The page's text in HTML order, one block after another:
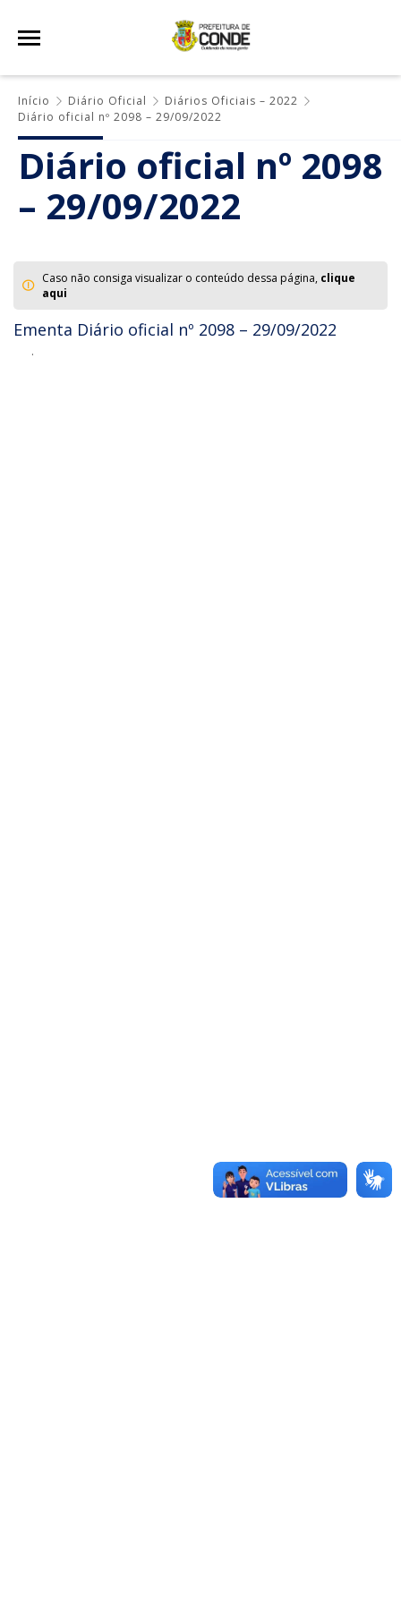
Início Diário Oficial
Diários Oficiais – 2022
Diário oficial nº 2098 – 29/09/2022
Diário oficial nº 2098
– 29/09/2022
Caso não consiga visualizar o conteúdo dessa página, clique
aqui
Ementa Diário oficial nº 2098 – 29/09/2022
.